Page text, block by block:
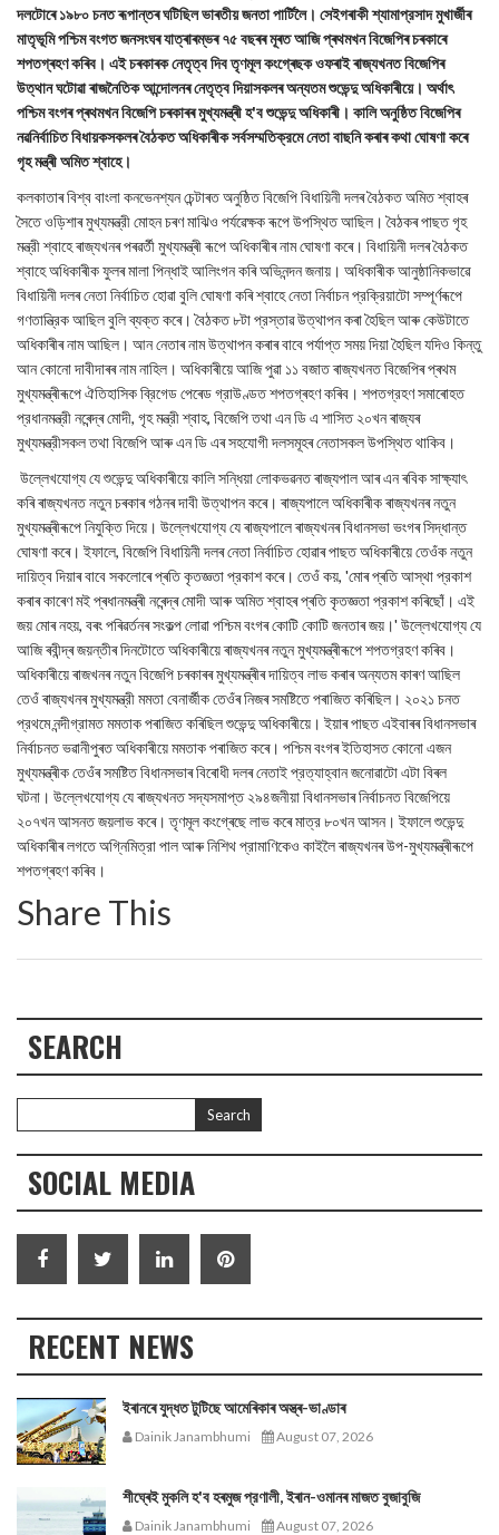
দলটোৰে ১৯৮০ চনত ৰূপান্তৰ ঘটিছিল ভাৰতীয় জনতা পার্টিলৈ। সেইগৰাকী শ্যামাপ্রসাদ মুখার্জীৰ
মাতৃভূমি পশ্চিম বংগত জনসংঘৰ যাত্ৰাৰম্ভৰ ৭৫ বছৰৰ মূৰত আজি প্ৰথমখন বিজেপিৰ চৰকাৰে
শপতগ্ৰহণ কৰিব। এই চৰকাৰক নেতৃত্ব দিব তৃণমূল কংগ্ৰেছক ওফৰাই ৰাজ্যখনত বিজেপিৰ
উত্থান ঘটোৱা ৰাজনৈতিক আন্দোলনৰ নেতৃত্ব দিয়াসকলৰ অন্যতম শুভেন্দু অধিকাৰীয়ে। অৰ্থাৎ
পশ্চিম বংগৰ প্ৰথমখন বিজেপি চৰকাৰৰ মুখ্যমন্ত্ৰী হ'ব শুভেন্দু অধিকাৰী। কালি অনুষ্ঠিত বিজেপিৰ
নৱনিৰ্বাচিত বিধায়কসকলৰ বৈঠকত অধিকাৰীক সৰ্বসম্মতিক্রমে নেতা বাছনি কৰাৰ কথা ঘোষণা কৰে
গৃহ মন্ত্ৰী অমিত শ্বাহে।
কলকাতাৰ বিশ্ব বাংলা কনভেনশ্যন চেন্টাৰত অনুষ্ঠিত বিজেপি বিধায়িনী দলৰ বৈঠকত অমিত শ্বাহৰ
সৈতে ওড়িশাৰ মুখ্যমন্ত্রী মোহন চৰণ মাঝিও পর্যৱেক্ষক ৰূপে উপস্থিত আছিল। বৈঠকৰ পাছত গৃহ
মন্ত্রী শ্বাহে ৰাজ্যখনৰ পৰৱৰ্তী মুখ্যমন্ত্ৰী ৰূপে অধিকাৰীৰ নাম ঘোষণা কৰে। বিধায়িনী দলৰ বৈঠকত
শ্বাহে অধিকাৰীক ফুলৰ মালা পিন্ধাই আলিংগন কৰি অভিনন্দন জনায়। অধিকাৰীক আনুষ্ঠানিকভাৱে
বিধায়িনী দলৰ নেতা নির্বাচিত হোৱা বুলি ঘোষণা কৰি শ্বাহে নেতা নির্বাচন প্রক্রিয়াটো সম্পূর্ণৰূপে
গণতান্ত্রিক আছিল বুলি ব্যক্ত কৰে। বৈঠকত ৮টা প্রস্তাৱ উত্থাপন কৰা হৈছিল আৰু কেউটাতে
অধিকাৰীৰ নাম আছিল। আন নেতাৰ নাম উত্থাপন কৰাৰ বাবে পর্যাপ্ত সময় দিয়া হৈছিল যদিও কিন্তু
আন কোনো দাবীদাৰৰ নাম নাহিল। অধিকাৰীয়ে আজি পুৱা ১১ বজাত ৰাজ্যখনত বিজেপিৰ প্ৰথম
মুখ্যমন্ত্ৰীৰূপে ঐতিহাসিক ব্রিগেড পেৰেড গ্রাউণ্ডত শপতগ্ৰহণ কৰিব। শপতগ্রহণ সমাৰোহত
প্রধানমন্ত্রী নৰেন্দ্ৰ মোদী, গৃহ মন্ত্রী শ্বাহ, বিজেপি তথা এন ডি এ শাসিত ২০খন ৰাজ্যৰ
মুখ্যমন্ত্রীসকল তথা বিজেপি আৰু এন ডি এৰ সহযোগী দলসমূহৰ নেতাসকল উপস্থিত থাকিব।
উল্লেখযোগ্য যে শুভেন্দু অধিকাৰীয়ে কালি সন্ধিয়া লোকভৱনত ৰাজ্যপাল আৰ এন ৰবিক সাক্ষ্যাৎ
কৰি ৰাজ্যখনত নতুন চৰকাৰ গঠনৰ দাবী উত্থাপন কৰে। ৰাজ্যপালে অধিকাৰীক ৰাজ্যখনৰ নতুন
মুখ্যমন্ত্ৰীৰূপে নিযুক্তি দিয়ে। উল্লেখযোগ্য যে ৰাজ্যপালে ৰাজ্যখনৰ বিধানসভা ভংগৰ সিদ্ধান্ত
ঘোষণা কৰে। ইফালে, বিজেপি বিধায়িনী দলৰ নেতা নির্বাচিত হোৱাৰ পাছত অধিকাৰীয়ে তেওঁক নতুন
দায়িত্ব দিয়াৰ বাবে সকলোৰে প্ৰতি কৃতজ্ঞতা প্রকাশ কৰে। তেওঁ কয়, 'মোৰ প্ৰতি আস্থা প্রকাশ
কৰাৰ কাৰেণ মই প্ৰধানমন্ত্ৰী নৰেন্দ্ৰ মোদী আৰু অমিত শ্বাহৰ প্ৰতি কৃতজ্ঞতা প্রকাশ কৰিছোঁ। এই
জয় মোৰ নহয়, বৰং পৰিৱৰ্তনৰ সংকল্প লোৱা পশ্চিম বংগৰ কোটি কোটি জনতাৰ জয়।' উল্লেখযোগ্য যে
আজি ৰবীন্দ্ৰ জয়ন্তীৰ দিনটোতে অধিকাৰীয়ে ৰাজ্যখনৰ নতুন মুখ্যমন্ত্ৰীৰূপে শপতগ্রহণ কৰিব।
অধিকাৰীয়ে ৰাজখনৰ নতুন বিজেপি চৰকাৰৰ মুখ্যমন্ত্ৰীৰ দায়িত্ব লাভ কৰাৰ অন্যতম কাৰণ আছিল
তেওঁ ৰাজ্যখনৰ মুখ্যমন্ত্রী মমতা বেনার্জীক তেওঁৰ নিজৰ সমষ্টিতে পৰাজিত কৰিছিল। ২০২১ চনত
প্রথমে নন্দীগ্রামত মমতাক পৰাজিত কৰিছিল শুভেন্দু অধিকাৰীয়ে। ইয়াৰ পাছত এইবাৰৰ বিধানসভাৰ
নিৰ্বাচনত ভৱানীপুৰত অধিকাৰীয়ে মমতাক পৰাজিত কৰে। পশ্চিম বংগৰ ইতিহাসত কোনো এজন
মুখ্যমন্ত্ৰীক তেওঁৰ সমষ্টিত বিধানসভাৰ বিৰোধী দলৰ নেতাই প্রত্যাহ্বান জনোৱাটো এটা বিৰল
ঘটনা। উল্লেখযোগ্য যে ৰাজ্যখনত সদ্যসমাপ্ত ২৯৪জনীয়া বিধানসভাৰ নিৰ্বাচনত বিজেপিয়ে
২০৭খন আসনত জয়লাভ কৰে। তৃণমূল কংগ্ৰেছে লাভ কৰে মাত্র ৮০খন আসন। ইফালে শুভেন্দু
অধিকাৰীৰ লগতে অগ্নিমিত্রা পাল আৰু নিশিথ প্রামাণিকেও কাইলৈ ৰাজ্যখনৰ উপ-মুখ্যমন্ত্ৰীৰূপে
শপতগ্ৰহণ কৰিব।
Share This
SEARCH
SOCIAL MEDIA
RECENT NEWS
ইৰানৰে যুদ্ধত টুটিছে আমেৰিকাৰ অস্ত্ৰ-ভাণ্ডাৰ
Dainik Janambhumi August 07, 2026
শীঘ্ৰেই মুকলি হ'ব হৰমুজ প্রণালী, ইৰান-ওমানৰ মাজত বুজাবুজি
Dainik Janambhumi August 07, 2026